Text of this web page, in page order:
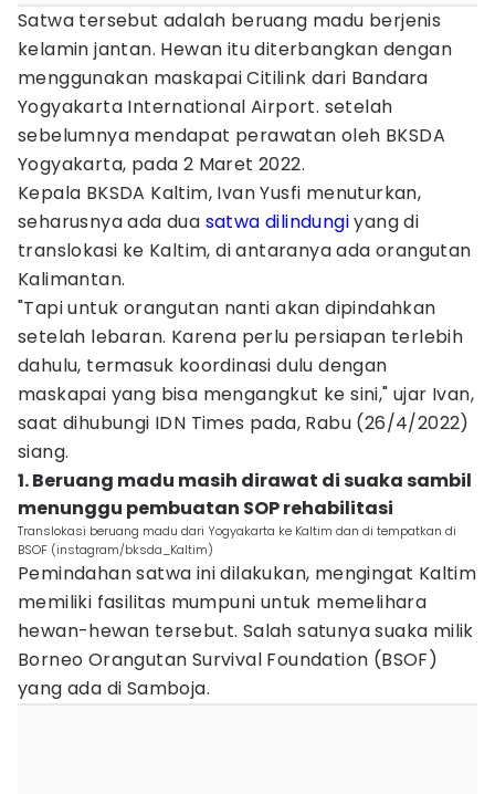
Satwa tersebut adalah beruang madu berjenis
kelamin jantan. Hewan itu diterbangkan dengan
menggunakan maskapai Citilink dari Bandara
Yogyakarta International Airport. setelah
sebelumnya mendapat perawatan oleh BKSDA
Yogyakarta, pada 2 Maret 2022.
Kepala BKSDA Kaltim, Ivan Yusfi menuturkan,
seharusnya ada dua satwa dilindungiyang di
translokasi ke Kaltim, di antaranya ada orangutan
Kalimantan.
"Tapi untuk orangutan nanti akan dipindahkan
setelah lebaran. Karena perlu persiapan terlebih
dahulu, termasuk koordinasi dulu dengan
maskapai yang bisa mengangkut ke sini," ujar Ivan,
saat dihubungi IDN Times pada, Rabu (26/4/2022)
siang.
1. Beruang madu masih dirawat di suaka sambil
menunggu pembuatan SOP rehabilitasi
Translokasi beruang madu dari Yogyakarta ke Kaltim dan di tempatkan di
BSOF (instagram/bksda_Kaltim)
Pemindahan satwa ini dilakukan, mengingat Kaltim
memiliki fasilitas mumpuni untuk memelihara
hewan-hewan tersebut. Salah satunya suaka milik
Borneo Orangutan Survival Foundation (BSOF)
yang ada di Samboja.